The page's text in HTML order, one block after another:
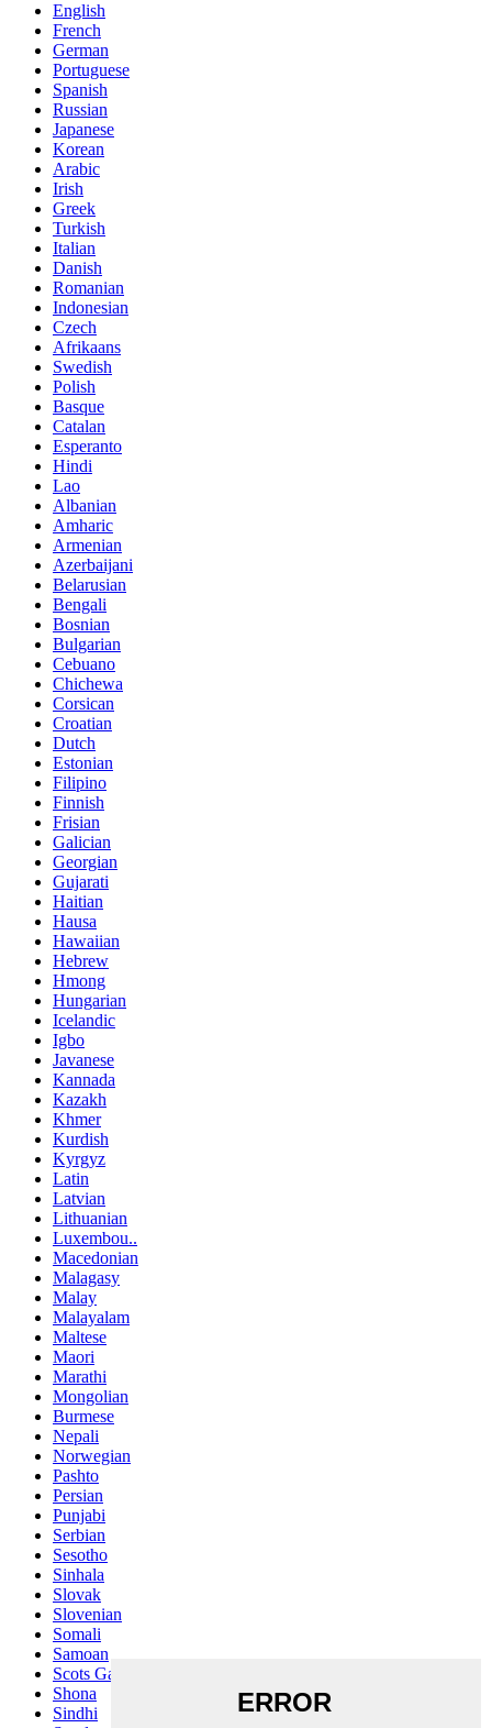
English
French
German
Portuguese
Spanish
Russian
Japanese
Korean
Arabic
Irish
Greek
Turkish
Italian
Danish
Romanian
Indonesian
Czech
Afrikaans
Swedish
Polish
Basque
Catalan
Esperanto
Hindi
Lao
Albanian
Amharic
Armenian
Azerbaijani
Belarusian
Bengali
Bosnian
Bulgarian
Cebuano
Chichewa
Corsican
Croatian
Dutch
Estonian
Filipino
Finnish
Frisian
Galician
Georgian
Gujarati
Haitian
Hausa
Hawaiian
Hebrew
Hmong
Hungarian
Icelandic
Igbo
Javanese
Kannada
Kazakh
Khmer
Kurdish
Kyrgyz
Latin
Latvian
Lithuanian
Luxembou..
Macedonian
Malagasy
Malay
Malayalam
Maltese
Maori
Marathi
Mongolian
Burmese
Nepali
Norwegian
Pashto
Persian
Punjabi
Serbian
Sesotho
Sinhala
Slovak
Slovenian
Somali
Samoan
Scots Gaelic
Shona
Sindhi